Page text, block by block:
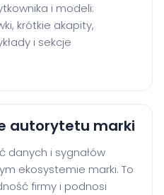
i modeli:
krótkie akapity,
i sekcje
autorytetu marki
danych i sygnałów
ekosystemie marki. To
firmy i podnosi